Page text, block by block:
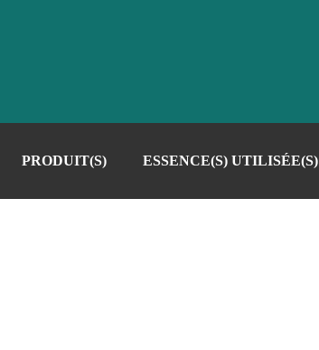
PRODUIT(S) ESSENCE(S) UTILISÉE(S)